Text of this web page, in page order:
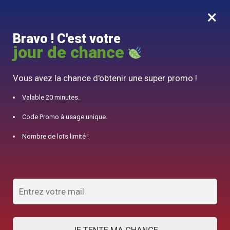
0
10% offert pour 50€ d’achats avec le code DJINN10
Chawan
AFFICHER LES FILTRES
×
Bravo ! C'est votre
jour de chance
Vous avez la chance d'obtenir une super promo !
Valable 20 minutes.
Code Promo à usage unique.
Nombre de lots limité !